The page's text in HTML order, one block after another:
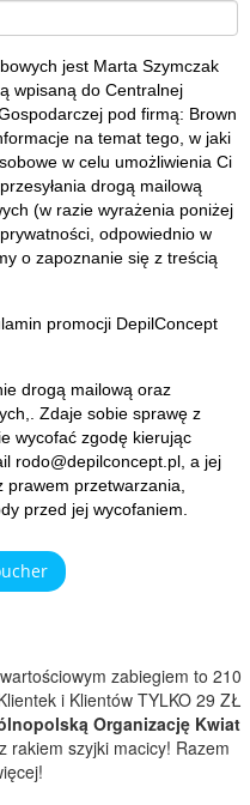
jest Marta Szymczak
wpisaną do Centralnej
pod firmą: Brown
na temat tego, w jaki
w celu umożliwienia Ci
drogą mailową
(w razie wyrażenia poniżej
, odpowiednio w
o zapoznanie się z treścią
promocji DepilConcept
drogą mailową oraz
Zdaje sobie sprawę z
wycofać zgodę kierując
rodo@depilconcept.pl, a jej
prawem przetwarzania,
przed jej wycofaniem.
zabiegiem to 210
i Klientów TYLKO 29 ZŁ
Organizację Kwiat
rakiem szyjki macicy! Razem